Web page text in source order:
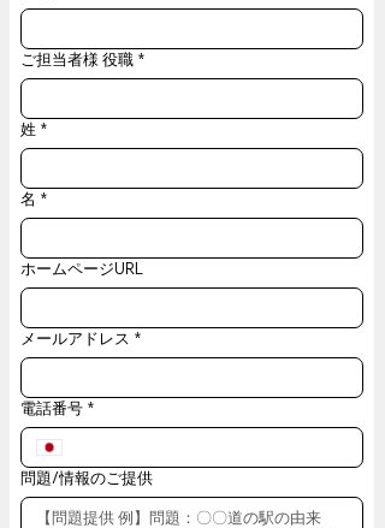
ご担当者様 役職 *
姓 *
名 *
ホームページURL
メールアドレス *
電話番号 *
問題/情報のご提供